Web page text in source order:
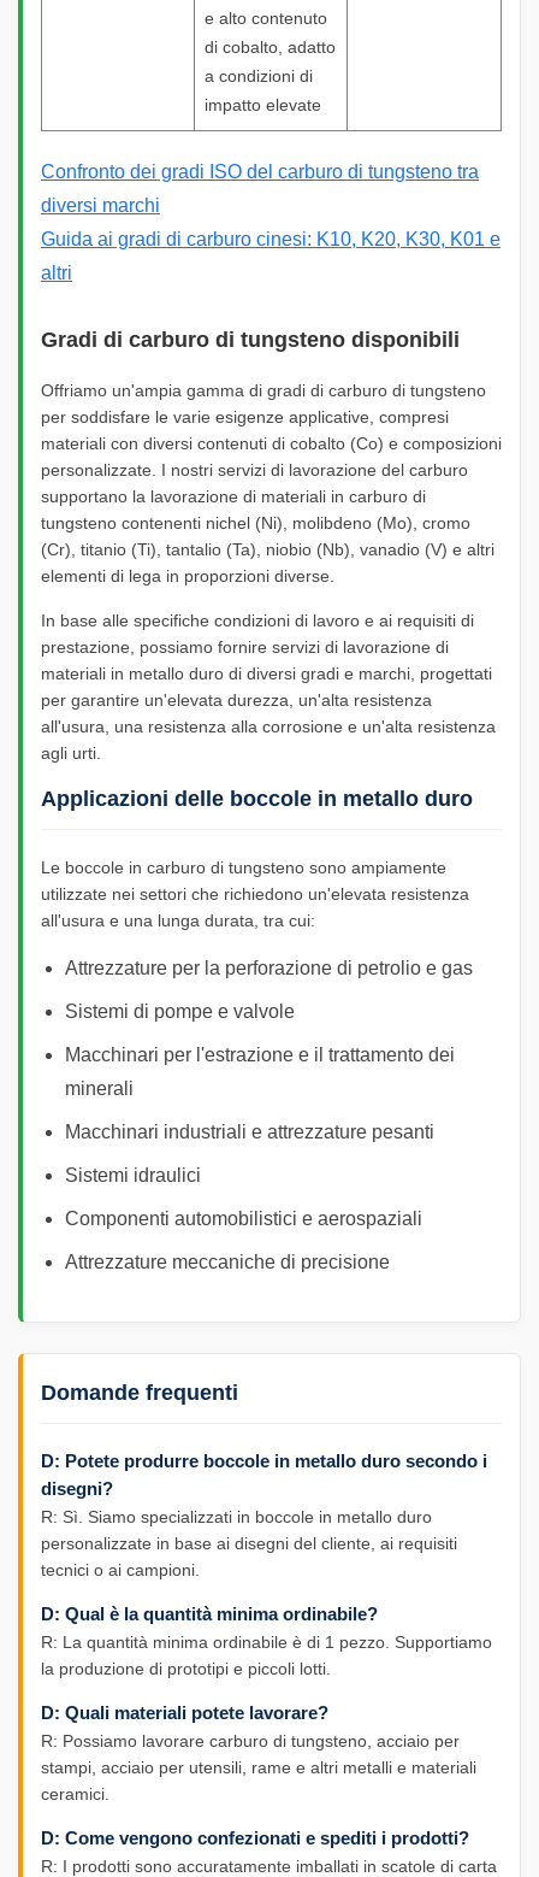
e alto contenuto
di cobalto, adatto
a condizioni di
impatto elevate
Confronto dei gradi ISO del carburo di tungsteno tra
diversi marchi
Guida ai gradi di carburo cinesi: K10, K20, K30, K01 e
altri
Gradi di carburo di tungsteno disponibili
Offriamo un'ampia gamma di gradi di carburo di tungsteno
per soddisfare le varie esigenze applicative, compresi
materiali con diversi contenuti di cobalto (Co) e composizioni
personalizzate. I nostri servizi di lavorazione del carburo
supportano la lavorazione di materiali in carburo di
tungsteno contenenti nichel (Ni), molibdeno (Mo), cromo
(Cr), titanio (Ti), tantalio (Ta), niobio (Nb), vanadio (V) e altri
elementi di lega in proporzioni diverse.
In base alle specifiche condizioni di lavoro e ai requisiti di
prestazione, possiamo fornire servizi di lavorazione di
materiali in metallo duro di diversi gradi e marchi, progettati
per garantire un'elevata durezza, un'alta resistenza
all'usura, una resistenza alla corrosione e un'alta resistenza
agli urti.
Applicazioni delle boccole in metallo duro
Le boccole in carburo di tungsteno sono ampiamente
utilizzate nei settori che richiedono un'elevata resistenza
all'usura e una lunga durata, tra cui:
Attrezzature per la perforazione di petrolio e gas
Sistemi di pompe e valvole
Macchinari per l'estrazione e il trattamento dei
minerali
Macchinari industriali e attrezzature pesanti
Sistemi idraulici
Componenti automobilistici e aerospaziali
Attrezzature meccaniche di precisione
Domande frequenti
D: Potete produrre boccole in metallo duro secondo i
disegni?
R: Sì. Siamo specializzati in boccole in metallo duro
personalizzate in base ai disegni del cliente, ai requisiti
tecnici o ai campioni.
D: Qual è la quantità minima ordinabile?
R: La quantità minima ordinabile è di 1 pezzo. Supportiamo
la produzione di prototipi e piccoli lotti.
D: Quali materiali potete lavorare?
R: Possiamo lavorare carburo di tungsteno, acciaio per
stampi, acciaio per utensili, rame e altri metalli e materiali
ceramici.
D: Come vengono confezionati e spediti i prodotti?
R: I prodotti sono accuratamente imballati in scatole di carta